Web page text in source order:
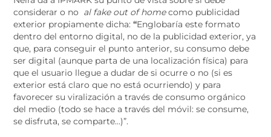
considerar o no al fake out of homecomo publicidad
exterior propiamente dicha: “Englobaría este formato
dentro del entorno digital, no de la publicidad exterior, ya
que, para conseguir el punto anterior, su consumo debe
ser digital (aunque parta de una localización física) para
que el usuario llegue a dudar de si ocurre o no (si es
exterior está claro que no está ocurriendo) y para
favorecer su viralización a través de consumo orgánico
del medio (todo se hace a través del móvil: se consume,
se disfruta, se comparte…)”.